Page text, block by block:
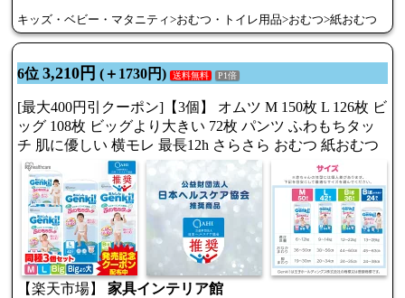
キッズ・ベビー・マタニティ>おむつ・トイレ用品>おむつ>紙おむつ
6位 3,210円 (＋1730円) 送料無料 P1倍
[最大400円引クーポン]【3個】 オムツ M 150枚 L 126枚 ビ
ッグ 108枚 ビッグより大きい 72枚 パンツ ふわもちタッ
チ 肌に優しい 横モレ 最長12h さらさら おむつ 紙おむつ
【楽天市場】 家具インテリア館